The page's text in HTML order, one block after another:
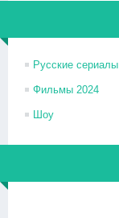
Русские сериалы
Фильмы 2024
Шоу